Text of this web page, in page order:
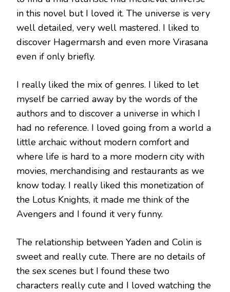
in this novel but I loved it. The universe is very
well detailed, very well mastered. I liked to
discover Hagermarsh and even more Virasana
even if only briefly.
I really liked the mix of genres. I liked to let
myself be carried away by the words of the
authors and to discover a universe in which I
had no reference. I loved going from a world a
little archaic without modern comfort and
where life is hard to a more modern city with
movies, merchandising and restaurants as we
know today. I really liked this monetization of
the Lotus Knights, it made me think of the
Avengers and I found it very funny.
The relationship between Yaden and Colin is
sweet and really cute. There are no details of
the sex scenes but I found these two
characters really cute and I loved watching the